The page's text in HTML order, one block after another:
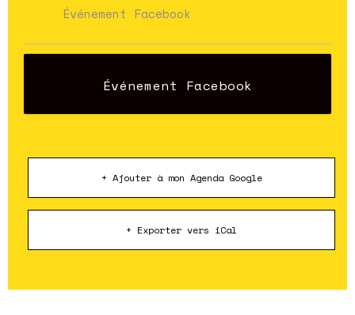
Événement Facebook
Événement Facebook
+ Ajouter à mon Agenda Google
+ Exporter vers iCal